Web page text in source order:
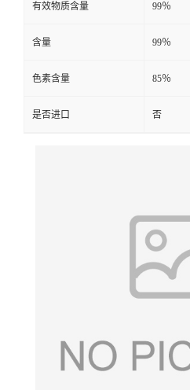
有效物质含量 99％
含量 99％
色素含量 85％
是否进口 否